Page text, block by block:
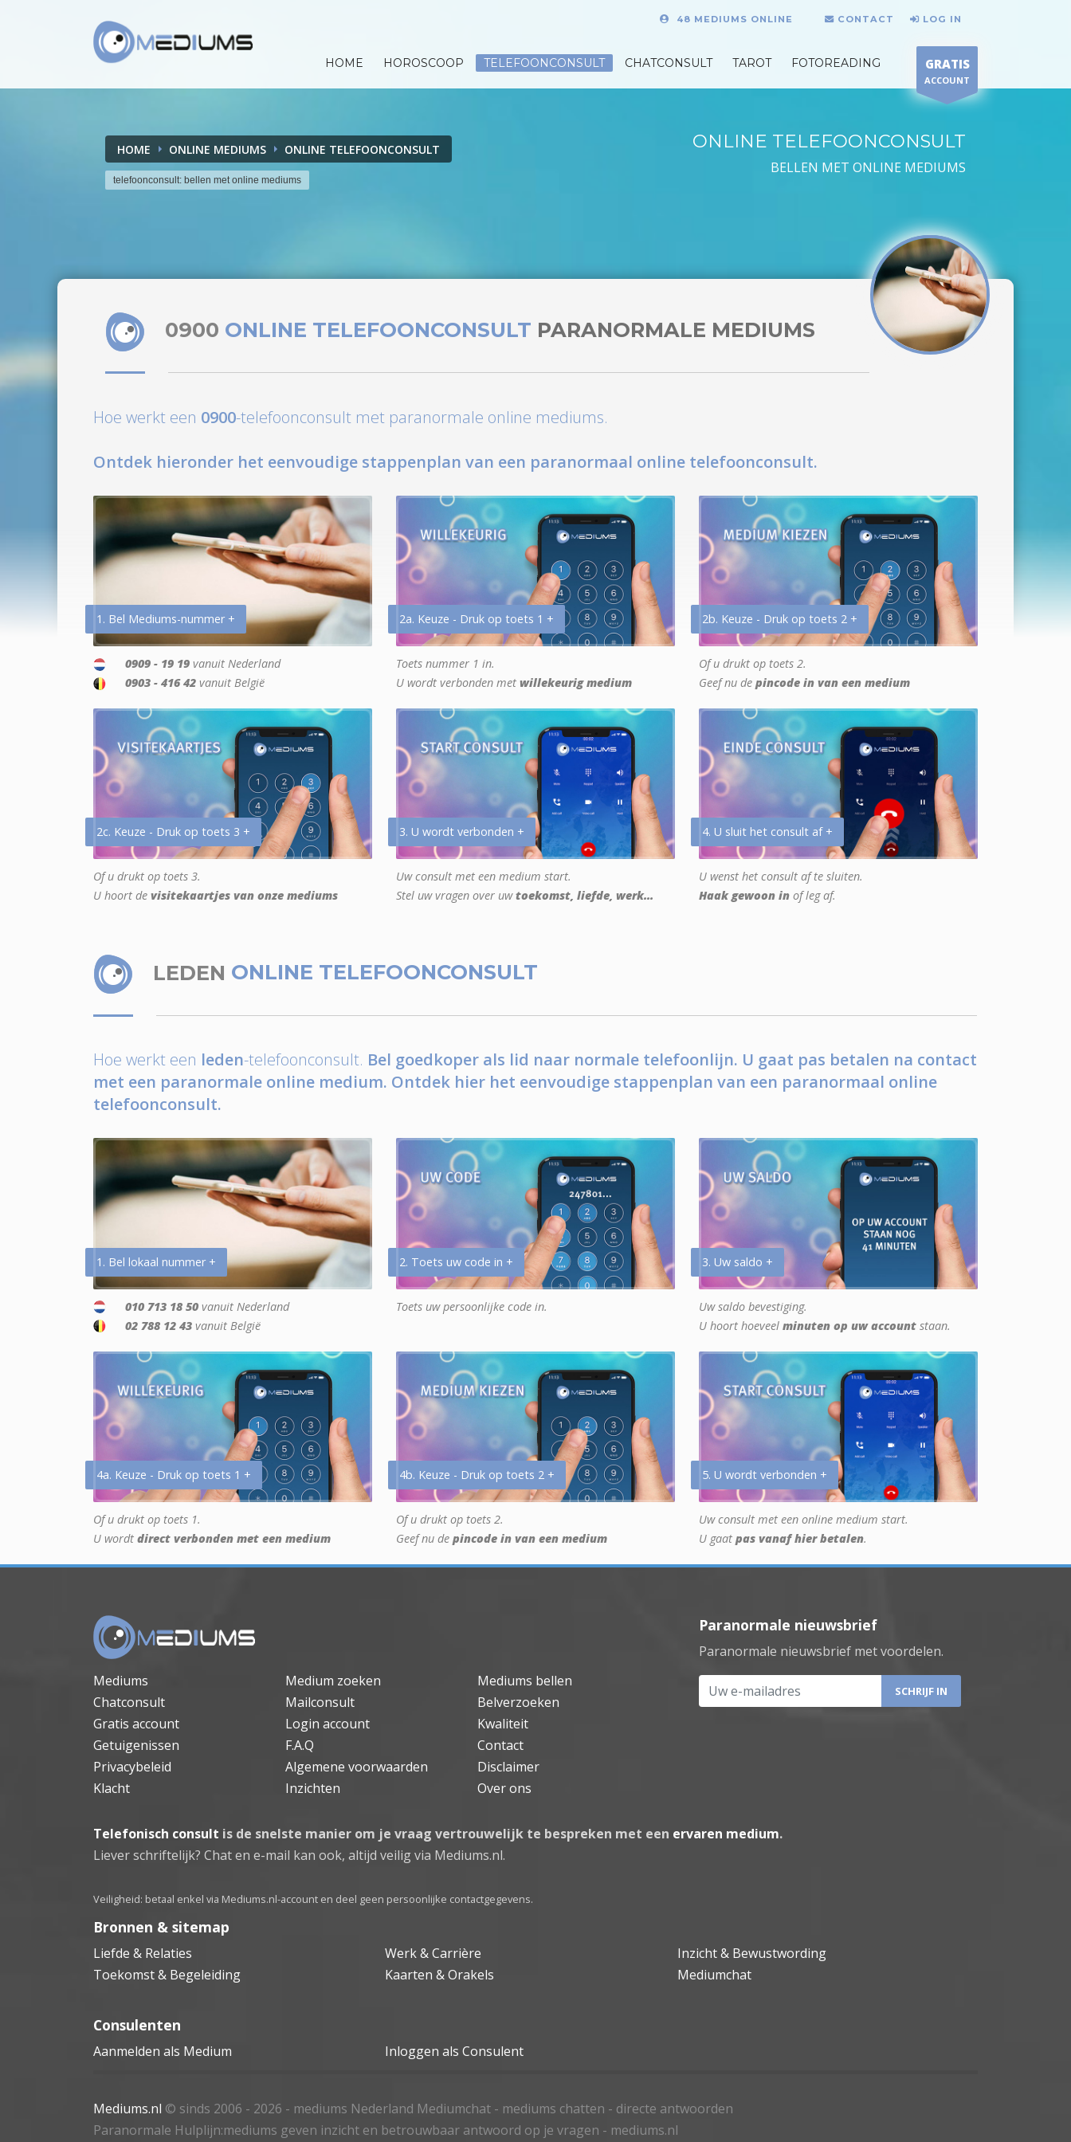
48 MEDIUMS ONLINE CONTACT LOG IN
HOME HOROSCOOP TELEFOONCONSULT CHATCONSULT TAROT FOTOREADING GRATIS
ACCOUNT
HOME ONLINE MEDIUMS ONLINE TELEFOONCONSULT
telefoonconsult: bellen met online mediums
ONLINE TELEFOONCONSULT
BELLEN MET ONLINE MEDIUMS
0900 ONLINE TELEFOONCONSULT PARANORMALE MEDIUMS
Hoe werkt een 0900-telefoonconsult met paranormale online mediums.
Ontdek hieronder het eenvoudige stappenplan van een paranormaal online telefoonconsult.
1. Bel Mediums-nummer +
0909 - 19 19 vanuit Nederland
0903 - 416 42 vanuit België
2a. Keuze - Druk op toets 1 +
Toets nummer 1 in.
U wordt verbonden met willekeurig medium
2b. Keuze - Druk op toets 2 +
Of u drukt op toets 2.
Geef nu de pincode in van een medium
2c. Keuze - Druk op toets 3 +
Of u drukt op toets 3.
U hoort de visitekaartjes van onze mediums
3. U wordt verbonden +
Uw consult met een medium start.
Stel uw vragen over uwtoekomst, liefde, werk...
4. U sluit het consult af +
U wenst het consult af te sluiten.
Haak gewoon in of leg af.
LEDEN ONLINE TELEFOONCONSULT
Hoe werkt een leden-telefoonconsult. Bel goedkoper als lid naar normale telefoonlijn. U gaat pas betalen na contact
met een paranormale online medium. Ontdek hier het eenvoudige stappenplan van een paranormaal online
telefoonconsult.
1. Bel lokaal nummer +
010 713 18 50 vanuit Nederland
02 788 12 43 vanuit België
2. Toets uw code in +
Toets uw persoonlijke code in.
3. Uw saldo +
Uw saldo bevestiging.
U hoort hoeveel minuten op uw account staan.
4a. Keuze - Druk op toets 1 +
Of u drukt op toets 1.
U wordt direct verbonden met een medium
4b. Keuze - Druk op toets 2 +
Of u drukt op toets 2.
Geef nu de pincode in van een medium
5. U wordt verbonden +
Uw consult met een online medium start.
U gaat pas vanaf hier betalen.
Mediums Medium zoeken
Mediums bellen
Chatconsult
Mailconsult
Belverzoeken
Gratis account
Login account
Kwaliteit
Getuigenissen
F.A.Q
Contact
Privacybeleid
Algemene voorwaarden
Disclaimer
Klacht
Inzichten Over ons
Paranormale nieuwsbrief
Paranormale nieuwsbrief met voordelen.
Uw e-mailadres
Telefonisch consult is de snelste manier om je vraag vertrouwelijk te bespreken met een ervaren medium.
Liever schriftelijk? Chat en e-mail kan ook, altijd veilig via Mediums.nl.
Veiligheid: betaal enkel via Mediums.nl-account en deel geen persoonlijke contactgegevens.
Bronnen & sitemap
Liefde & Relaties Werk & Carrière
Inzicht & Bewustwording
Toekomst & Begeleiding
Kaarten & Orakels Mediumchat
Consulenten
Aanmelden als Medium Inloggen als Consulent
Mediums.nl © sinds 2006 - 2026 - mediums Nederland Mediumchat - mediums chatten - directe antwoorden
Paranormale Hulplijn:mediums geven inzicht en betrouwbaar antwoord op je vragen - mediums.nl